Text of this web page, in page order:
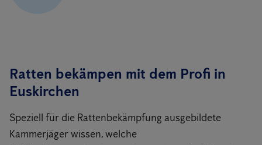
Ratten bekämpen mit dem Profi in
Euskirchen
Speziell für die Rattenbekämpfung ausgebildete
Kammerjäger wissen, welche